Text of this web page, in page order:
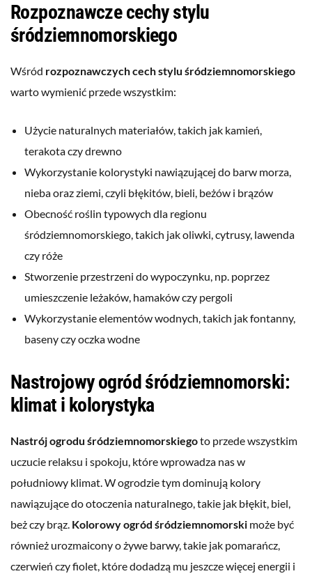
Rozpoznawcze cechy stylu
śródziemnomorskiego
Wśród rozpoznawczych cech stylu śródziemnomorskiego
warto wymienić przede wszystkim:
Użycie naturalnych materiałów, takich jak kamień,
terakota czy drewno
Wykorzystanie kolorystyki nawiązującej do barw morza,
nieba oraz ziemi, czyli błękitów, bieli, beżów i brązów
Obecność roślin typowych dla regionu
śródziemnomorskiego, takich jak oliwki, cytrusy, lawenda
czy róże
Stworzenie przestrzeni do wypoczynku, np. poprzez
umieszczenie leżaków, hamaków czy pergoli
Wykorzystanie elementów wodnych, takich jak fontanny,
baseny czy oczka wodne
Nastrojowy ogród śródziemnomorski:
klimat i kolorystyka
Nastrój ogrodu śródziemnomorskiegoto przede wszystkim
uczucie relaksu i spokoju, które wprowadza nas w
południowy klimat. W ogrodzie tym dominują kolory
nawiązujące do otoczenia naturalnego, takie jak błękit, biel,
beż czy brąz. Kolorowy ogród śródziemnomorski może być
również urozmaicony o żywe barwy, takie jak pomarańcz,
czerwień czy fiolet, które dodadzą mu jeszcze więcej energii i